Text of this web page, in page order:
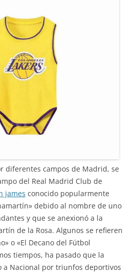
diferentes campos de Madrid, se
del Real Madrid Club de
james conocido popularmente
debido al nombre de uno
y que se anexionó a la
de la Rosa. Algunos se refieren
o «El Decano del Fútbol
tiempos, ha pasado que la
a Nacional por triunfos deportivos